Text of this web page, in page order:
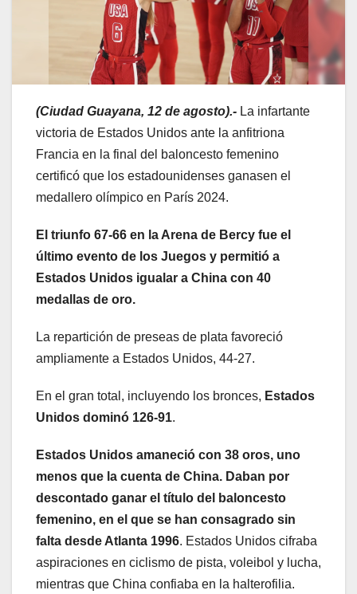
(Ciudad Guayana, 12 de agosto).- La infartante
victoria de Estados Unidos ante la anfitriona
Francia en la final del baloncesto femenino
certificó que los estadounidenses ganasen el
medallero olímpico en París 2024.
El triunfo 67-66 en la Arena de Bercy fue el
último evento de los Juegos y permitió a
Estados Unidos igualar a China con 40
medallas de oro.
La repartición de preseas de plata favoreció
ampliamente a Estados Unidos, 44-27.
En el gran total, incluyendo los bronces, Estados
Unidos dominó 126-91.
Estados Unidos amaneció con 38 oros, uno
menos que la cuenta de China. Daban por
descontado ganar el título del baloncesto
femenino, en el que se han consagrado sin
falta desde Atlanta 1996. Estados Unidos cifraba
aspiraciones en ciclismo de pista, voleibol y lucha,
mientras que China confiaba en la halterofilia.